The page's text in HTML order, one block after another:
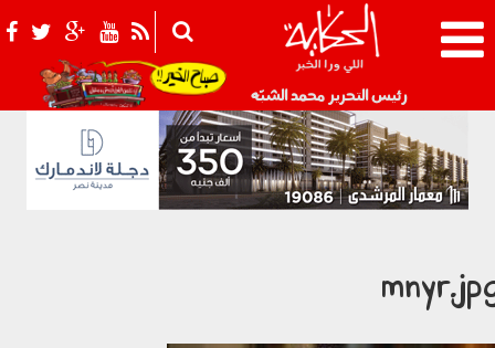
رئيس التحرير محمد الشبّه 021_2.png